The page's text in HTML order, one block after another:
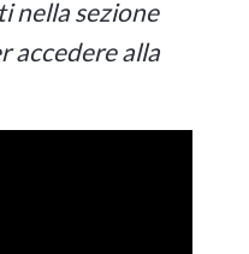
nella sezione
accedere alla